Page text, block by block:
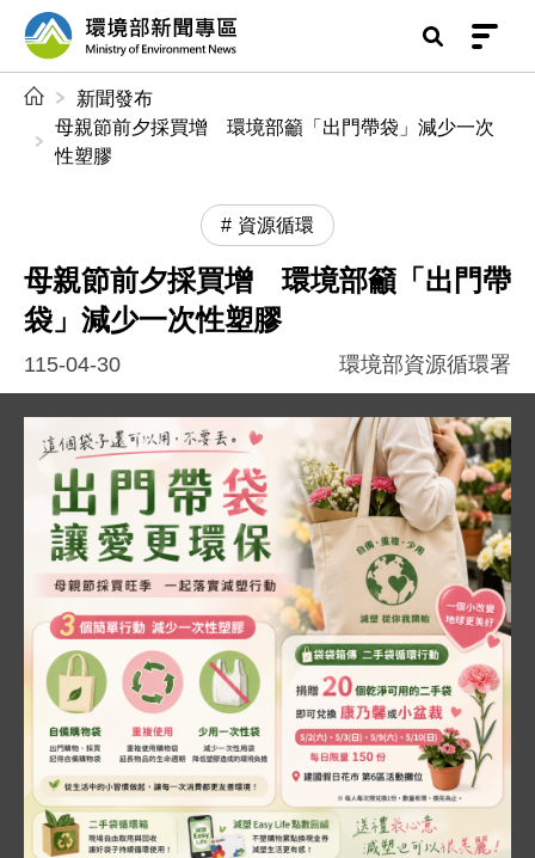
前往中央內容區塊
環境部新聞專區
新聞發布
母親節前夕採買增 環境部籲「出門帶袋」減少一次
性塑膠
資源循環
母親節前夕採買增 環境部籲「出門帶
袋」減少一次性塑膠
115-04-30 環境部資源循環署